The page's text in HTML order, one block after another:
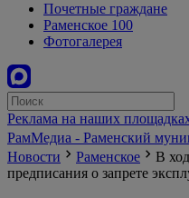
Почетные граждане
Раменское 100
Фотогалерея
Реклама на наших
РамМедиа - Раменский
Новости
Раменское
В
предписания о запрете